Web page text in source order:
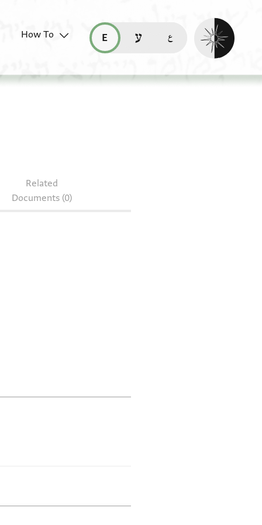
How To
read this page in English (en)
קריאת העמוד ב-עברית (he)
Enable dark
Related
Documents (0)